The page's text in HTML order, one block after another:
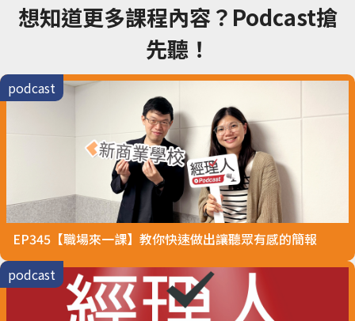
想知道更多課程內容？Podcast搶
先聽！
EP345【職場來一課】教你快速做出讓聽眾有感的簡報